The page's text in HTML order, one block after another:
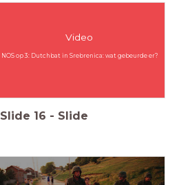
Video
NOS op 3: Dutchbat in Srebrenica: wat gebeurde er?
Slide 16 - Slide